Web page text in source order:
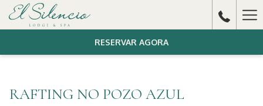
RESERVAR AGORA
RAFTING NO POZO AZUL